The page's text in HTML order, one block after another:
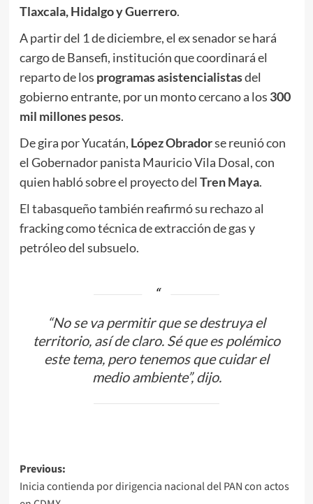
Tlaxcala, Hidalgo y Guerrero.
A partir del 1 de diciembre, el ex senador se hará
cargo de Bansefi, institución que coordinará el
reparto de los programas asistencialistasdel
gobierno entrante, por un monto cercano a los 300
mil millones pesos.
De gira por Yucatán, López Obradorse reunió con
el Gobernador panista Mauricio Vila Dosal, con
quien habló sobre el proyecto del Tren Maya.
El tabasqueño también reafirmó su rechazo al
fracking como técnica de extracción de gas y
petróleo del subsuelo.
“No se va permitir que se destruya el
territorio, así de claro. Sé que es polémico
este tema, pero tenemos que cuidar el
medio ambiente”, dijo.
Post
navigation
Previous:
Inicia contienda por dirigencia nacional del PAN con actos